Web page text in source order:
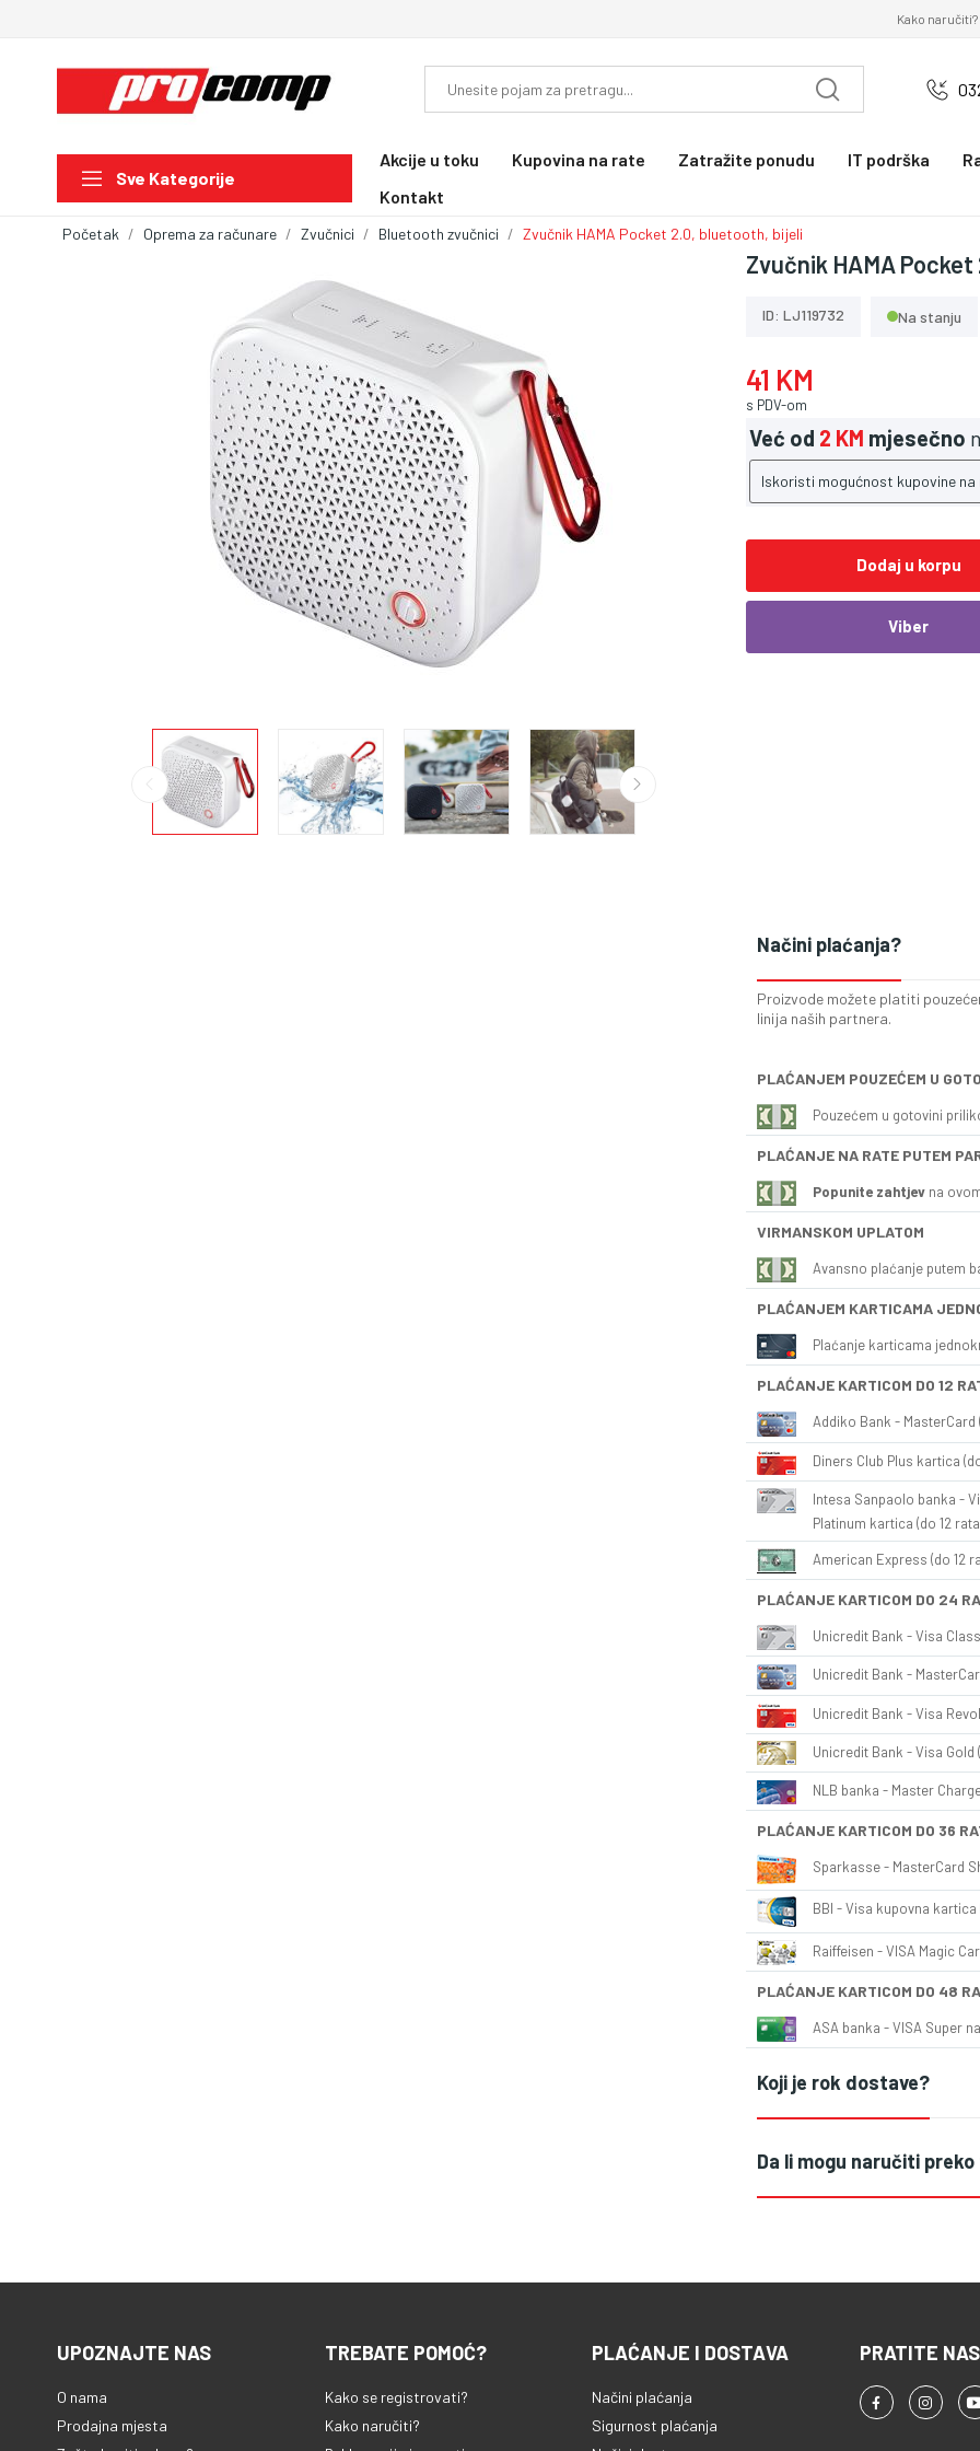
Kako naručiti?
Sve Kategorije
Akcije u toku Kupovina na rate Zatražite ponudu IT podrška
Kontakt
Početak Oprema za računare Zvučnici Bluetooth zvučnici Zvučnik HAMA Pocket 2.0, bluetooth, bijeli
Zvučnik HAMA
ID: LJ119732 Na stanju
41 KM
s PDV-om
Već od 2 KM mjesečno
Iskoristi mogućnost kupovine
Dodaj u korpu
Viber
Načini plaćanja?
Proizvode možete platiti
linija naših partnera.
PLAĆANJEM POUZEĆEM U
Pouzećem u gotovini
PLAĆANJE NA RATE PUTEM
Popunite zahtjev na
VIRMANSKOM UPLATOM
Avansno plaćanje putem
PLAĆANJEM KARTICAMA
Plaćanje karticama
PLAĆANJE KARTICOM DO 12
Addiko Bank - MasterCard
Diners Club Plus kartica
Intesa Sanpaolo banka -
Platinum kartica (do 12
American Express (do 12
PLAĆANJE KARTICOM DO 24
Unicredit Bank - Visa
Unicredit Bank -
Unicredit Bank - Visa
Unicredit Bank - Visa Gold
NLB banka - Master
PLAĆANJE KARTICOM DO 36
Sparkasse - MasterCard
BBI - Visa kupovna kartica
Raiffeisen - VISA Magic
PLAĆANJE KARTICOM DO 48
ASA banka - VISA Super
Koji je rok dostave?
Da li mogu naručiti
UPOZNAJTE NAS
O nama
Prodajna mjesta
TREBATE POMOĆ?
Kako se registrovati?
Kako naručiti?
PLAĆANJE I DOSTAVA
Načini plaćanja
Sigurnost plaćanja
PRATITE NAS